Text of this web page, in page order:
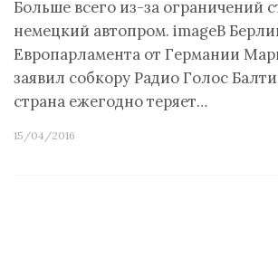
Больше всего из-за ограничений
немецкий автопром. imageВ
Европарламента от Германии
заявил собкору Радио Голос
страна ежегодно теряет…
15/04/2016